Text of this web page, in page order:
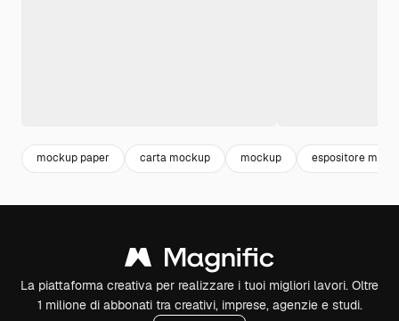
mockup paper carta mockup mockup espositore
La piattaforma creativa per realizzare i tuoi migliori lavori. Oltre
1 milione di abbonati tra creativi, imprese, agenzie e studi.